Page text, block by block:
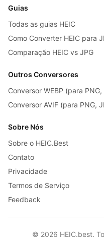
Guias
Todas as guias HEIC
Como Converter HEIC para
Comparação HEIC vs JPG
Outros Conversores
Conversor WEBP (para PNG,
Conversor AVIF (para PNG,
Sobre Nós
Sobre o HEIC.Best
Contato
Privacidade
Termos de Serviço
Feedback
© 2026 HEIC.best.